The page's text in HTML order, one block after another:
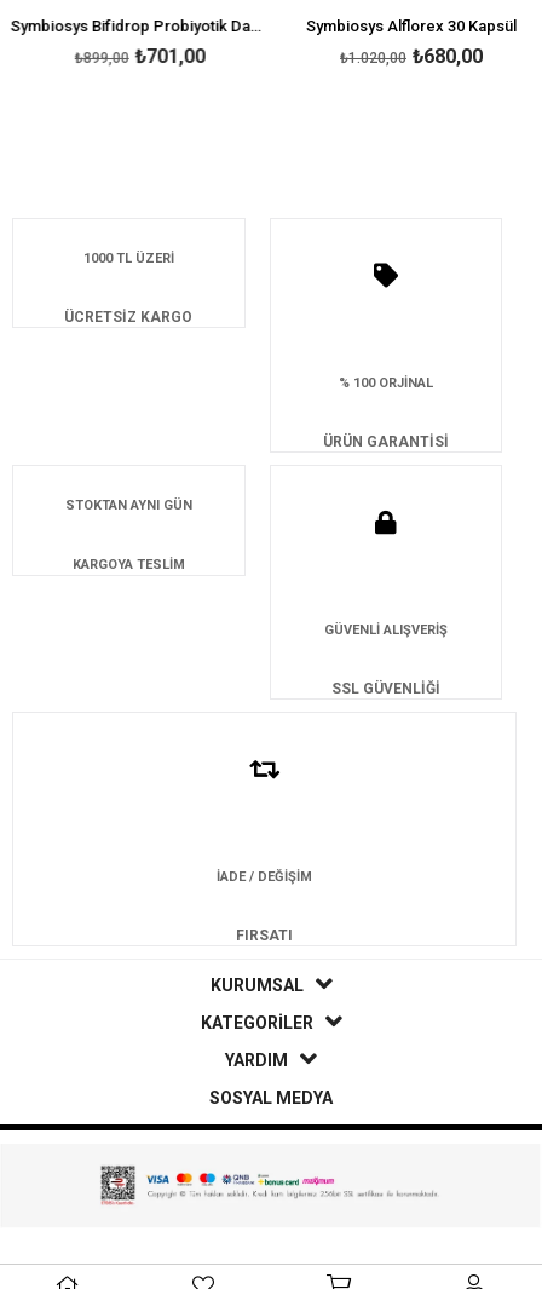
Symbiosys Bifidrop Probiyotik Damla 8 ml
₺701,00
₺899,00
Symbiosys Alflorex 30 Kapsül
₺680,00
₺1.020,00
1000 TL ÜZERİ
ÜCRETSİZ KARGO
% 100 ORJİNAL
ÜRÜN GARANTİSİ
STOKTAN AYNI GÜN
KARGOYA TESLİM
GÜVENLİ ALIŞVERİŞ
SSL GÜVENLİĞİ
İADE / DEĞİŞİM
FIRSATI
KURUMSAL
KATEGORİLER
YARDIM
SOSYAL MEDYA